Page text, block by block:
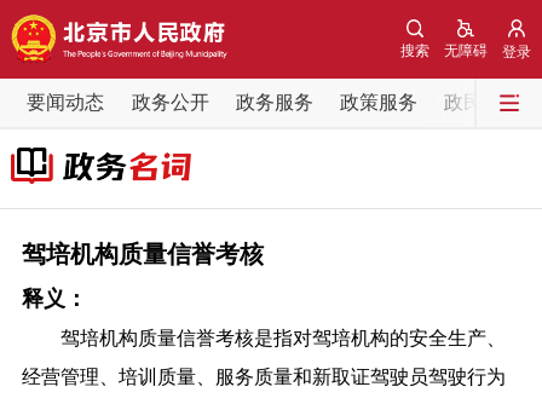
登录
无障碍
搜索
要闻动态 政务公开 政务服务 政策服务 政民互动
要闻动态
党中央精神
各区热点
政务公开
驾培机构质量信誉考核
释义：
驾培机构质量信誉考核是指对驾培机构的安全生产、
经营管理、培训质量、服务质量和新取证驾驶员驾驶行为